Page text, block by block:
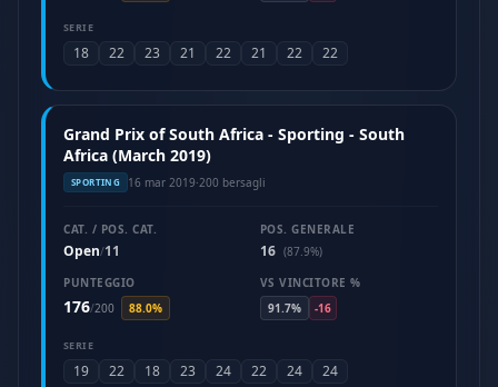
SERIE
18 22 23 21 22 21 22 22
Grand Prix of South Africa - Sporting - South
Africa (March 2019)
SPORTING 16 mar 2019·200 bersagli
CAT. / POS. CAT.
Open/11
POS. GENERALE
16 (87.9%)
PUNTEGGIO
176/200 88.0%
VS VINCITORE %
91.7%
-16
SERIE
19 22 18 23 24 22 24 24